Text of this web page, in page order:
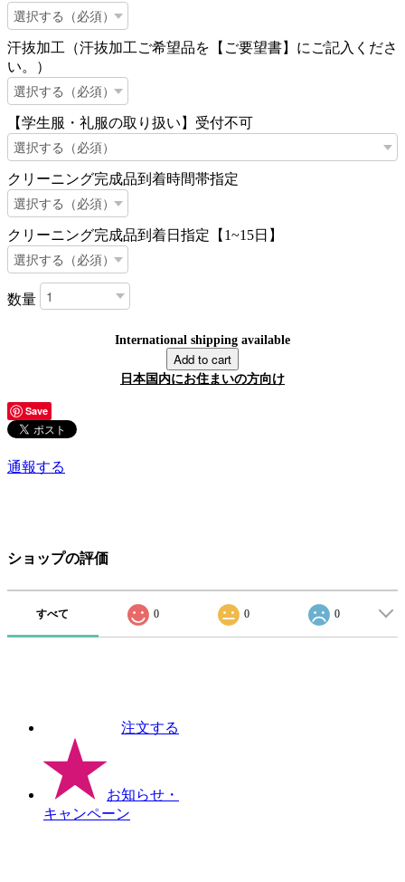
汗抜加工（汗抜加工ご希望品を【ご要望書】にご記入くださ
い。）
【学生服・礼服の取り扱い】受付不可
クリーニング完成品到着時間帯指定
クリーニング完成品到着日指定【1~15日】
数量
International shipping available
Add to cart
日本国内にお住まいの方向け
Save
通報する
ショップの評価
すべて 0 0 0
注文する
お知らせ ・
キャンペーン